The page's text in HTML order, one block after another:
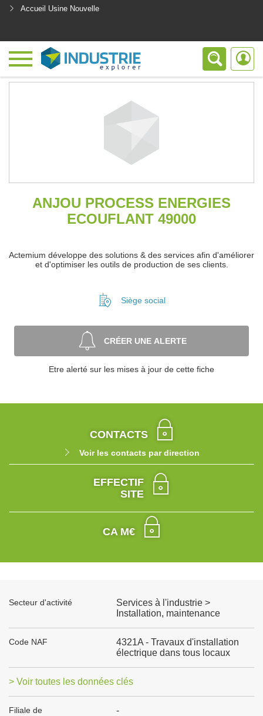
Accueil Usine Nouvelle
ANJOU PROCESS ENERGIES
ECOUFLANT 49000
Actemium développe des solutions & des services afin d'améliorer
et d'optimiser les outils de production de ses clients.
Siège social
CRÉER UNE ALERTE
Etre alerté sur les mises à jour de cette fiche
CONTACTS
Voir les contacts par direction
EFFECTIF
SITE
CA M€
Secteur d'activité
Services à l'industrie >
Installation, maintenance
Code NAF
4321A - Travaux d'installation
électrique dans tous locaux
> Voir toutes les données clés
Filiale de -